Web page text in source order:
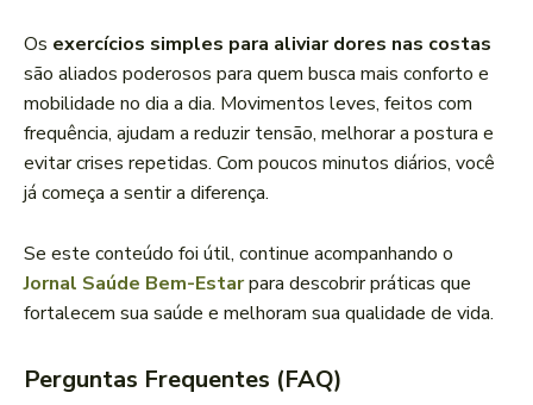
Os exercícios simples para aliviar dores nas costas
são aliados poderosos para quem busca mais conforto e
mobilidade no dia a dia. Movimentos leves, feitos com
frequência, ajudam a reduzir tensão, melhorar a postura e
evitar crises repetidas. Com poucos minutos diários, você
já começa a sentir a diferença.
Se este conteúdo foi útil, continue acompanhando o
Jornal Saúde Bem-Estarpara descobrir práticas que
fortalecem sua saúde e melhoram sua qualidade de vida.
Perguntas Frequentes (FAQ)